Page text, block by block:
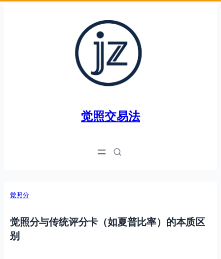
觉照交易法
觉照分
觉照分与传统评分卡（如夏普比率）的本质区
别